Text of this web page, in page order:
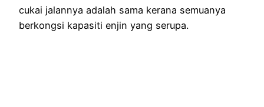
cukai jalannya adalah sama kerana semuanya
berkongsi kapasiti enjin yang serupa.